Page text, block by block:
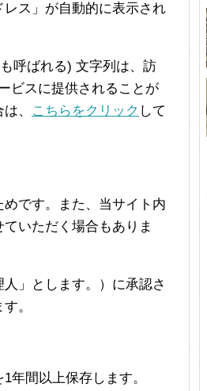
ス」が自動的に表示され
呼ばれる) 文字列は、訪
ビスに提供されることが
、
こちらをクリック して
です。また、当サイト内
いただく場合もありま
」とします。）に承認さ
。
年間以上保存します。